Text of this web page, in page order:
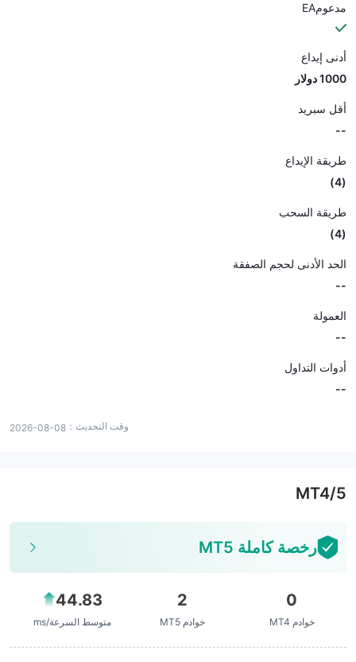
مدعومEA
أدنى إيداع
1000 دولار
أقل سبريد
--
طريقة الإيداع
(4)
طريقة السحب
(4)
الحد الأدنى لحجم الصفقة
--
العمولة
--
أدوات التداول
--
وقت التحديث： 2026-08-08
MT4/5
رخصة كاملة MT5
0
خوادم MT4
2
خوادم MT5
44.83
متوسط السرعة/ms